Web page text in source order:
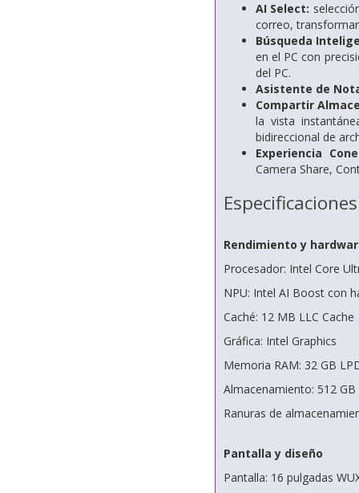
AI Select:
correo,
Búsqueda
en el PC con
del PC.
Asistente de
Compartir
la vista
bidireccional de
Experiencia
Camera Share,
Especificaciones
Rendimiento y
Procesador: Intel Core
NPU: Intel AI Boost con
Caché: 12 MB LLC Cache
Gráfica: Intel Graphics
Memoria RAM: 32 GB
Almacenamiento: 512 GB
Ranuras de
Pantalla y diseño
Pantalla: 16 pulgadas